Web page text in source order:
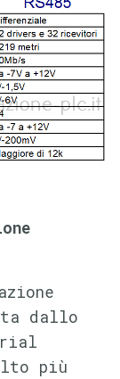
dallo
più